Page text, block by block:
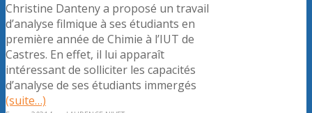
Christine Danteny a proposé un travail
d’analyse filmique à ses étudiants en
première année de Chimie à l’IUT de
Castres. En effet, il lui apparaît
intéressant de solliciter les capacités
d’analyse de ses étudiants immergés
(suite…)